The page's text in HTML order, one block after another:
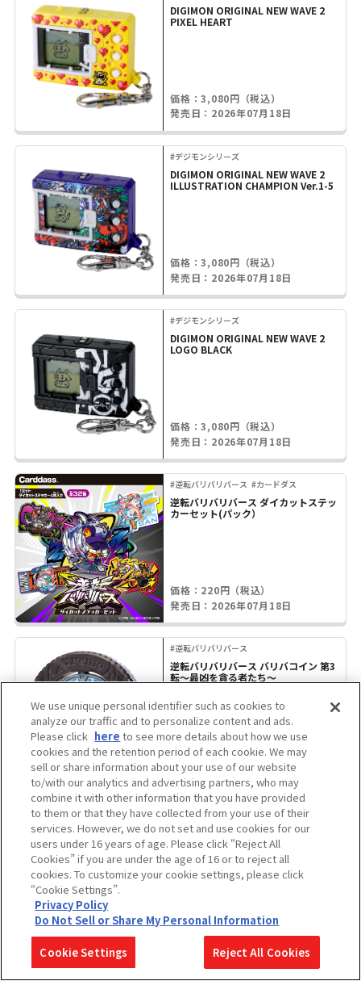
DIGIMON ORIGINAL NEW WAVE 2
PIXEL HEART
価格：3,080円（税込）
発売日：2026年07月18日
#デジモンシリーズ
DIGIMON ORIGINAL NEW WAVE 2
ILLUSTRATION CHAMPION Ver.1-5
価格：3,080円（税込）
発売日：2026年07月18日
#デジモンシリーズ
DIGIMON ORIGINAL NEW WAVE 2
LOGO BLACK
価格：3,080円（税込）
発売日：2026年07月18日
#逆転バリバリバース #カードダス
逆転バリバリバース ダイカットステッ
カーセット(パック）
価格：220円（税込）
発売日：2026年07月18日
#逆転バリバリバース
逆転バリバリバース バリバコイン 第3
転～最凶を貪る者たち～
価格：396円（税込）
発売日：2026年07月18日
#逆転バリバリバース
逆転バリバリバース バリバコインセッ
ト ～最強を誇る者たち～
価格：1,210円（税込）
発売日：2026年07月18日
We use unique personal identifier such as cookies to
analyze our traffic and to personalize content and ads.
Please click here to see more details about how we use
cookies and the retention period of each cookie. We may
sell or share information about your use of our website
to/with our analytics and advertising partners, who may
combine it with other information that you have provided
to them or that they have collected from your use of their
services. However, we do not set and use cookies for our
users under 16 years of age. Please click “Reject All
Cookies” if you are under the age of 16 or to reject all
cookies. To customize your cookie settings, please click
“Cookie Settings”.
Privacy Policy
Do Not Sell or Share My Personal Information
Cookie Settings Reject All Cookies